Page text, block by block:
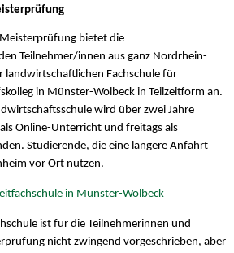
bietet die
Teilnehmer/innen aus ganz Nordrhein-
landwirtschaftlichen Fachschule für
in Münster-Wolbeck in Teilzeitform an.
wird über zwei Jahre
Online-Unterricht und freitags als
Studierende, die eine längere Anfahrt
vor Ort nutzen.
in Münster-Wolbeck
ist für die Teilnehmerinnen und
nicht zwingend vorgeschrieben, aber